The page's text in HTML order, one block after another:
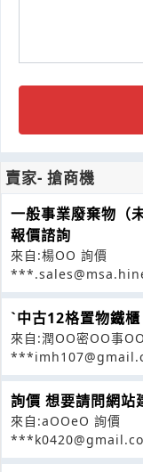
賣家- 搶商機
一般事業廢棄物（
報價諮詢
來自:楊OO 詢價
ˋ中古12格置物鐵櫃
來自:潤OO密OO事
詢價 想要請問網站
來自:aOOeO 詢價